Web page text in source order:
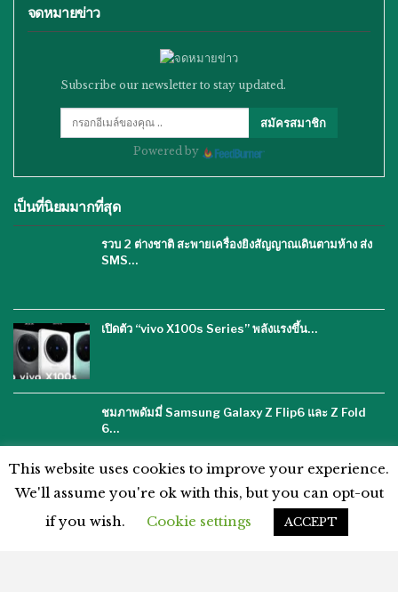
จดหมายข่าว
Subscribe our newsletter to stay updated.
สมัครสมาชิก
Powered by
เป็นที่นิยมมากที่สุด
รวบ 2 ต่างชาติ สะพายเครื่องยิงสัญญาณเดินตามห้าง ส่ง
SMS…
เปิดตัว “vivo X100s Series” พลังแรงขึ้น…
ชมภาพดัมมี่ Samsung Galaxy Z Flip6 และ Z Fold
6…
นโยบายความเป็นส่วนตัว
This website uses cookies to improve your experience.
We'll assume you're ok with this, but you can opt-out
if you wish.
Cookie settings ACCEPT